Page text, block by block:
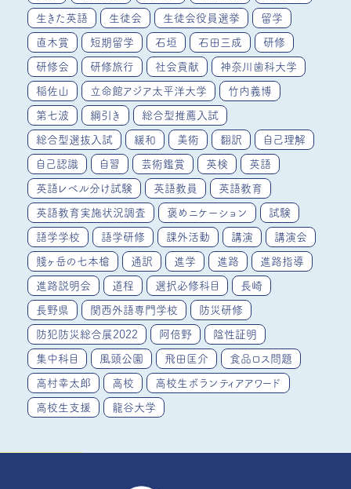
生きた英語 生徒会 生徒会役員選挙 留学
直木賞 短期留学 石垣 石田三成 研修
研修会 研修旅行 社会貢献 神奈川歯科大学
稲佐山 立命館アジア太平洋大学 竹内義博
第七波 綱引き 総合型推薦入試
総合型選抜入試 緩和 美術 翻訳 自己理解
自己認識 自習 芸術鑑賞 英検 英語
英語レベル分け試験 英語教員 英語教育
英語教育実施状況調査 褒めニケーション 試験
語学学校 語学研修 課外活動 講演 講演会
賤ヶ岳の七本槍 通訳 進学 進路 進路指導
進路説明会 道程 選択必修科目 長崎
長野県 関西外語専門学校 防災研修
防犯防災総合展2022 阿倍野 陰性証明
集中科目 風頭公園 飛田匡介 食品ロス問題
高村幸太郎 高校 高校生ボランティアアワード
高校生支援 龍谷大学